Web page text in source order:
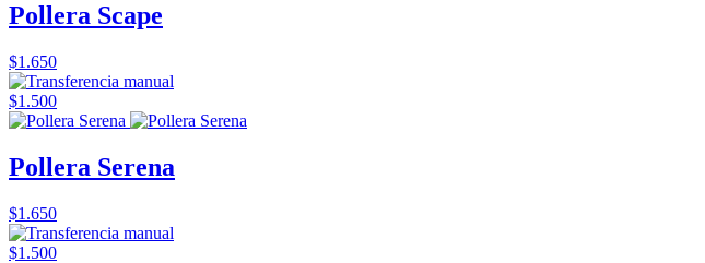
Pollera Scape
$1.650
$1.500
Pollera Serena
$1.650
$1.500